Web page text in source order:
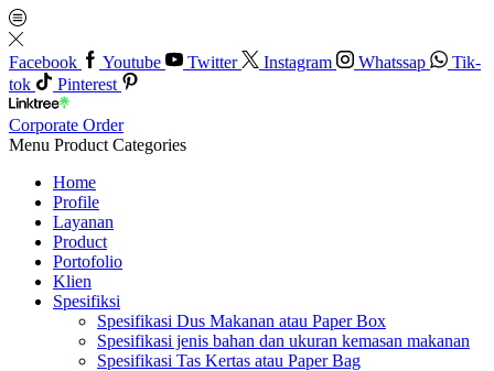
Facebook Youtube Twitter Instagram Whatssap
Tik-
tok
Pinterest
Corporate Order
Menu Product Categories
Home
Profile
Layanan
Product
Portofolio
Klien
Spesifiksi
Spesifikasi Dus Makanan atau Paper Box
Spesifikasi jenis bahan dan ukuran kemasan makanan
Spesifikasi Tas Kertas atau Paper Bag